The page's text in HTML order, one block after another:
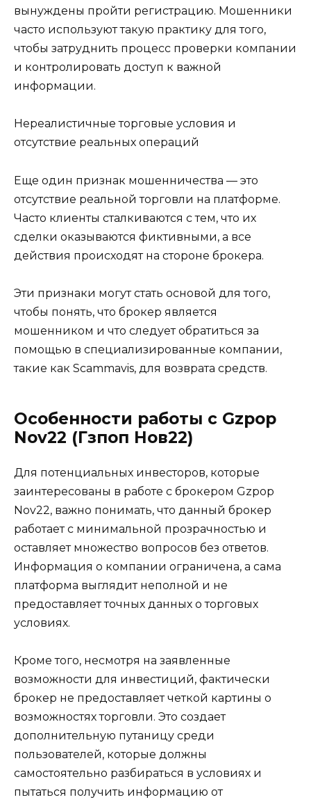
вынуждены пройти регистрацию. Мошенники
часто используют такую практику для того,
чтобы затруднить процесс проверки компании
и контролировать доступ к важной
информации.
Нереалистичные торговые условия и
отсутствие реальных операций
Еще один признак мошенничества — это
отсутствие реальной торговли на платформе.
Часто клиенты сталкиваются с тем, что их
сделки оказываются фиктивными, а все
действия происходят на стороне брокера.
Эти признаки могут стать основой для того,
чтобы понять, что брокер является
мошенником и что следует обратиться за
помощью в специализированные компании,
такие как Scammavis, для возврата средств.
Особенности работы с Gzpop
Nov22 (Гзпоп Нов22)
Для потенциальных инвесторов, которые
заинтересованы в работе с брокером Gzpop
Nov22, важно понимать, что данный брокер
работает с минимальной прозрачностью и
оставляет множество вопросов без ответов.
Информация о компании ограничена, а сама
платформа выглядит неполной и не
предоставляет точных данных о торговых
условиях.
Кроме того, несмотря на заявленные
возможности для инвестиций, фактически
брокер не предоставляет четкой картины о
возможностях торговли. Это создает
дополнительную путаницу среди
пользователей, которые должны
самостоятельно разбираться в условиях и
пытаться получить информацию от